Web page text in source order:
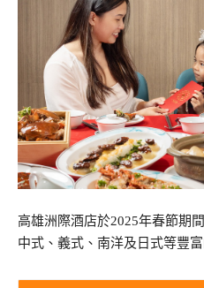
高雄洲際酒店於2025年春節期
中式、義式、南洋及日式等豐